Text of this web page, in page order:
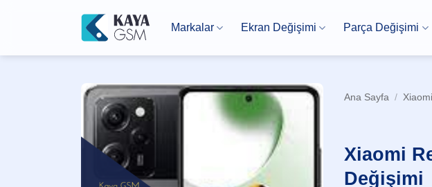
Markalar Ekran Değişimi Parça Değişimi
Ana Sayfa /
Xiaomi
Değişimi